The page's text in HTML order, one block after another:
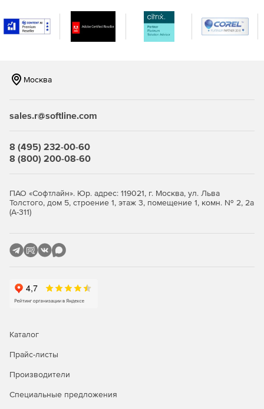
Возможность создавать оповещения в режиме
реального времени, когда в сети встречаются IP-
адреса и URL-адреса, занесенные в черный список в
глобальном масштабе и распознанные по каналам на
Повышение безопасности и обеспечение
Эффективный мониторинг, отчетность и аудит
Москва
sales.r@softline.com
8 (495) 232-00-60
8 (800) 200-08-60
ПАО «Софтлайн». Юр. адрес: 119021, г. Москва, ул. Льва
Толстого, дом 5, строение 1, этаж 3, помещение 1, комн. № 2, 2а
(А-311)
Каталог
Прайс-листы
Производители
Специальные предложения